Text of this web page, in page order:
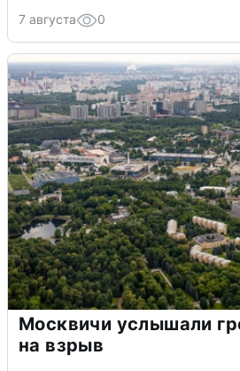
7 августа 0
Москвичи услышали
на взрыв